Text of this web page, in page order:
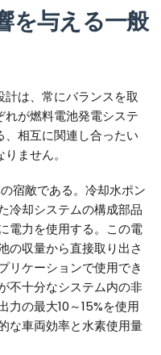
を与える一般
は、常にバランスを取
が燃料電池発電システ
相互に関連し合ったい
ません。
宿敵である。冷却水ポン
冷却システムの構成部品
電力を使用する。この電
の収量から直接取り出さ
リケーションで使用でき
不十分なシステム内の非
力の最大10～15%を使用
な車両効率と水素使用量